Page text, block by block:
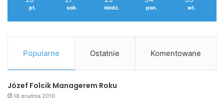
pt. sob. niedz. pon. wt.
Popularne Ostatnie Komentowane
Józef Folcik Managerem Roku
18 grudnia 2010